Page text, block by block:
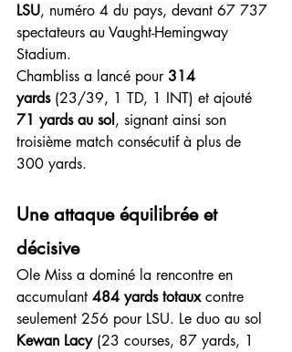
LSU, numéro 4 du pays, devant 67 737
spectateurs au Vaught-Hemingway
Stadium.
Chambliss a lancé pour 314
yards (23/39, 1 TD, 1 INT) et ajouté
71 yards au sol, signant ainsi son
troisième match consécutif à plus de
300 yards.
Une attaque équilibrée et
décisive
Ole Miss a dominé la rencontre en
accumulant 484 yards totaux contre
seulement 256 pour LSU. Le duo au sol
Kewan Lacy (23 courses, 87 yards, 1